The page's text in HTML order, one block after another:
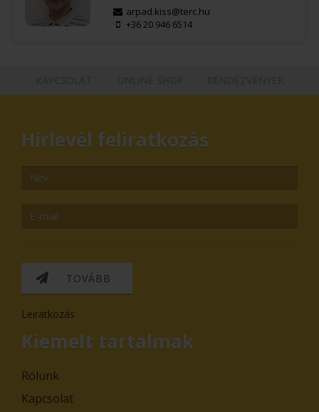
arpad.kiss@terc.hu
+36 20 946 6514
Hírlevél feliratkozás
TOVÁBB
Leiratkozás
Kiemelt tartalmak
Rólunk
Kapcsolat